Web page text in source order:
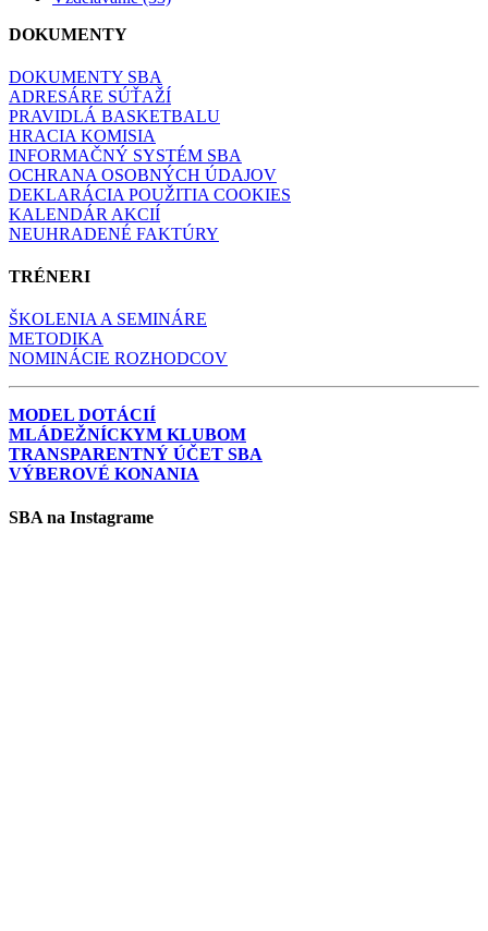
DOKUMENTY
DOKUMENTY SBA
ADRESÁRE SÚŤAŽÍ
PRAVIDLÁ BASKETBALU
HRACIA KOMISIA
INFORMAČNÝ SYSTÉM SBA
OCHRANA OSOBNÝCH ÚDAJOV
DEKLARÁCIA POUŽITIA COOKIES
KALENDÁR AKCIÍ
NEUHRADENÉ FAKTÚRY
TRÉNERI
ŠKOLENIA A SEMINÁRE
METODIKA
NOMINÁCIE ROZHODCOV
MODEL DOTÁCIÍ
MLÁDEŽNÍCKYM KLUBOM
TRANSPARENTNÝ ÚČET SBA
VÝBEROVÉ KONANIA
SBA na Instagrame